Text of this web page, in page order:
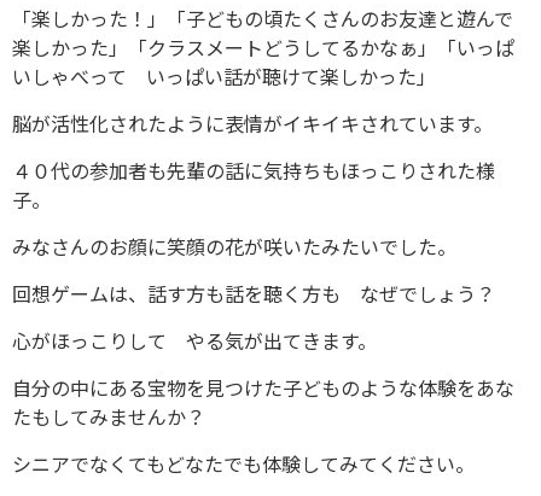
「楽しかった！」「子どもの頃たくさんのお友達と遊んで
楽しかった」「クラスメートどうしてるかなぁ」「いっぱ
いしゃべって いっぱい話が聴けて楽しかった」
脳が活性化されたように表情がイキイキされています。
４０代の参加者も先輩の話に気持ちもほっこりされた様
子。
みなさんのお顔に笑顔の花が咲いたみたいでした。
回想ゲームは、話す方も話を聴く方も なぜでしょう？
心がほっこりして やる気が出てきます。
自分の中にある宝物を見つけた子どものような体験をあな
たもしてみませんか？
シニアでなくてもどなたでも体験してみてください。